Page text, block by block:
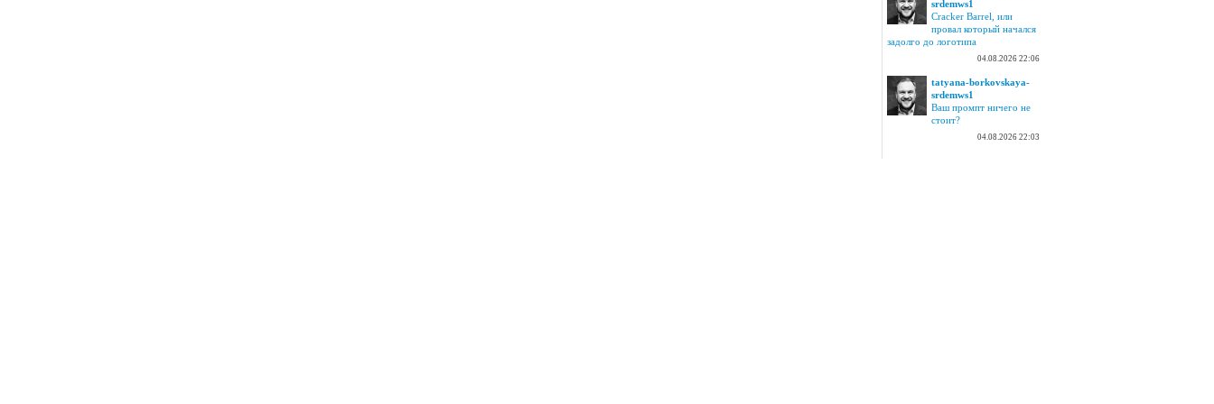
srdemws1
Cracker Barrel, или
провал который начался
задолго до логотипа
04.08.2026 22:06
tatyana-borkovskaya-
srdemws1
Ваш промпт ничего не
стоит?
04.08.2026 22:03